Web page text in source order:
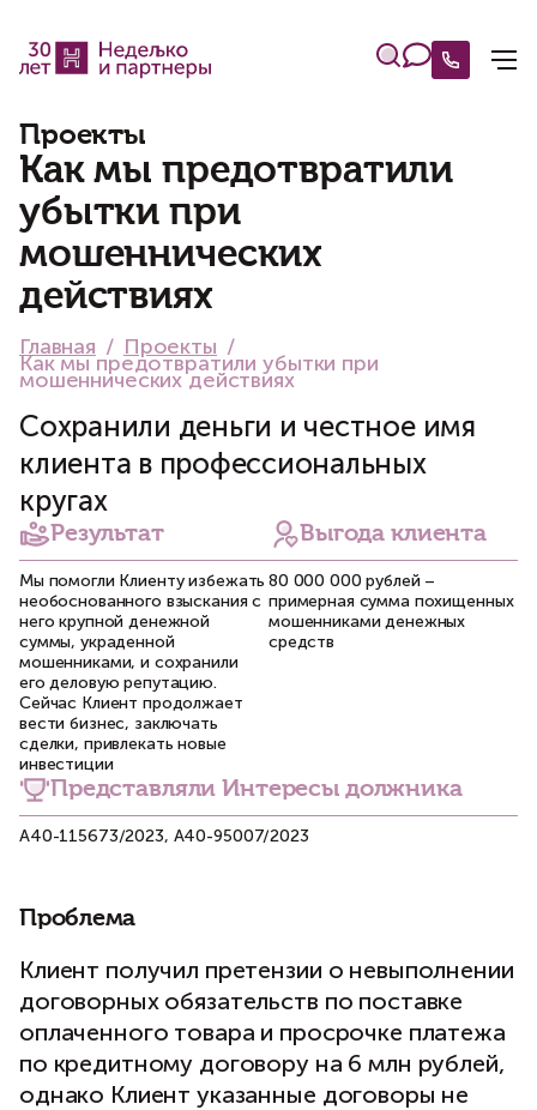
Проекты
Как мы предотвратили
убытки при
мошеннических
действиях
Главная Проекты
Как мы предотвратили убытки при
мошеннических действиях
Сохранили деньги и честное имя
клиента в профессиональных
кругах
Результат
Мы помогли Клиенту избежать
необоснованного взыскания с
него крупной денежной
суммы, украденной
мошенниками, и сохранили
его деловую репутацию.
Сейчас Клиент продолжает
вести бизнес, заключать
сделки, привлекать новые
инвестиции
Выгода клиента
80 000 000 рублей –
примерная сумма похищенных
мошенниками денежных
средств
Представляли Интересы должника
А40-115673/2023, А40-95007/2023
Проблема
Клиент получил претензии о невыполнении
договорных обязательств по поставке
оплаченного товара и просрочке платежа
по кредитному договору на 6 млн рублей,
однако Клиент указанные договоры не